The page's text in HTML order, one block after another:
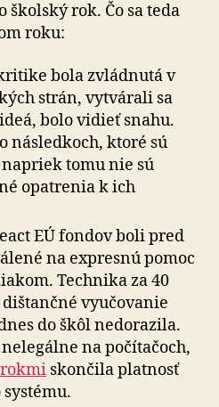
rok. Čo sa teda
roku:
bola zvládnutá v
strán, vytvárali sa
bolo vidieť snahu.
následkoch, ktoré sú
tomu nie sú
opatrenia k ich
EÚ fondov boli pred
na expresnú pomoc
Technika za 40
vyučovanie
do škôl nedorazila.
na počítačoch,
skončila platnosť